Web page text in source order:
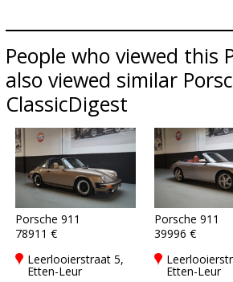
People who viewed this
also viewed similar
ClassicDigest
Porsche 911
78911 €
Leerlooierstraat 5,
Etten-Leur
Porsche 911
39996 €
Etten-Leur